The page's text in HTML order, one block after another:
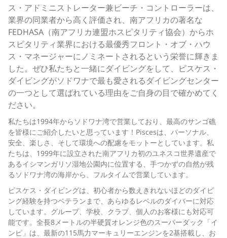
ス・アドミニストレーター兼ビーチ・コントローラーは、
業界の同業者から高く評価され、南アフリカの著名な
FEDHASA（南アフリカ連盟ホスピタリティ協会）からホ
スピタリティ業界における最優秀フロント・オブ・ハウ
ス・マネージャーにノミネートされるという栄誉に輝きま
した。ぜひ私たちと一緒にダイビングをして、ピスケス・
ダイビングがソドワナで最も愛されるダイビングセンター
の一つとして選ばれている理由をご自身の目で確かめてく
ださい。
私たちは1994年からソドワナ湾で営業しており、最高のサンゴ礁
を皆様にご紹介したいと思っています！Piscesは、パーソナル、
安全、楽しさ、そして環境への配慮をモットーとしています。私
たちは、1999年に設立された南アフリカ初のユネスコ世界遺産で
あるイシマンガリソ湿地公園内に位置する、手つかずの自然が残
るソドワナ湾の海岸から、フルタイムで営業しています。
ピスケス・ダイビングは、初心者から数えきれないほどのダイビ
ング経験を持つベテランまで、あらゆるレベルのダイバーに対応
しています。グループ、学校、クラブ、個人のお客様にも対応可
能です。全長8メートルの半硬質オレンジ色のスーパーダック「イ
ンピ」は、最新の115馬力マーキュリーエンジンを2基搭載し、お